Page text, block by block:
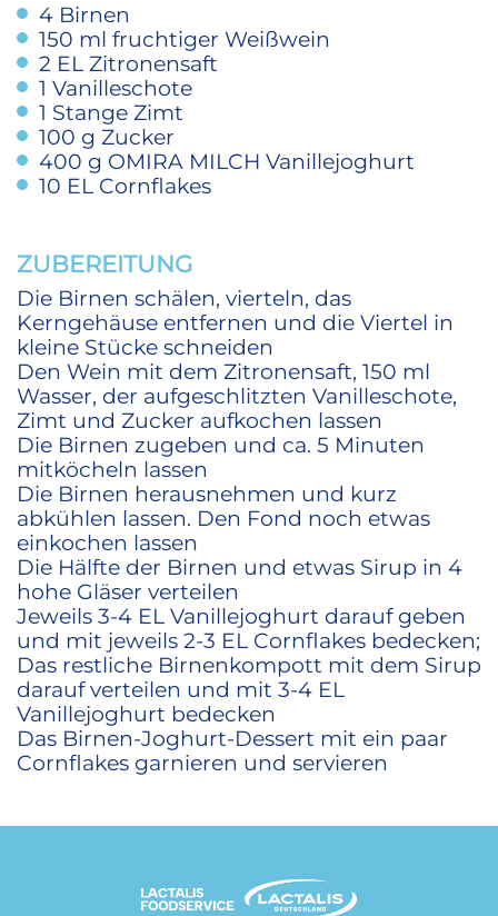
4 Birnen
150 ml fruchtiger Weißwein
2 EL Zitronensaft
1 Vanilleschote
1 Stange Zimt
100 g Zucker
400 g OMIRA MILCH Vanillejoghurt
10 EL Cornflakes
ZUBEREITUNG
Die Birnen schälen, vierteln, das
Kerngehäuse entfernen und die Viertel in
kleine Stücke schneiden
Den Wein mit dem Zitronensaft, 150 ml
Wasser, der aufgeschlitzten Vanilleschote,
Zimt und Zucker aufkochen lassen
Die Birnen zugeben und ca. 5 Minuten
mitköcheln lassen
Die Birnen herausnehmen und kurz
abkühlen lassen. Den Fond noch etwas
einkochen lassen
Die Hälfte der Birnen und etwas Sirup in 4
hohe Gläser verteilen
Jeweils 3-4 EL Vanillejoghurt darauf geben
und mit jeweils 2-3 EL Cornflakes bedecken;
Das restliche Birnenkompott mit dem Sirup
darauf verteilen und mit 3-4 EL
Vanillejoghurt bedecken
Das Birnen-Joghurt-Dessert mit ein paar
Cornflakes garnieren und servieren